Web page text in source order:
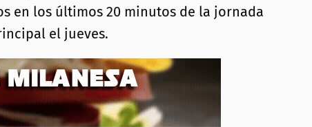
en los últimos 20 minutos de la jornada
el jueves.